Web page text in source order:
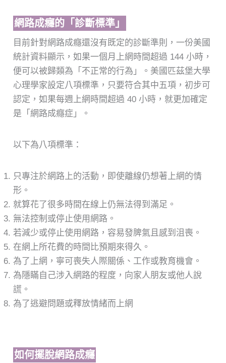
網路成癮的「診斷標準」
目前針對網路成癮還沒有既定的診斷準則，一份美國
統計資料顯示，如果一個月上網時間超過 144 小時，
便可以被歸類為「不正常的行為」。美國匹茲堡大學
心理學家設定八項標準，只要符合其中五項，初步可
認定，如果每週上網時間超過 40 小時，就更加確定
是「網路成癮症」。
以下為八項標準：
只專注於網路上的活動，即使離線仍想著上網的情
形。
就算花了很多時間在線上仍無法得到滿足。
無法控制或停止使用網路。
若減少或停止使用網路，容易發脾氣且感到沮喪。
在網上所花費的時間比預期來得久。
為了上網，寧可喪失人際關係、工作或教育機會。
為隱瞞自己涉入網路的程度，向家人朋友或他人說
謊。
為了逃避問題或釋放情緒而上網
如何擺脫網路成癮